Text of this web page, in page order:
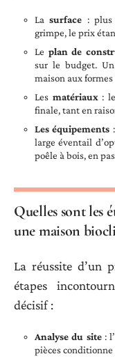
Lasurface : plus
grimpe, le prix
Le plan de
sur le budget.
maison aux
Les matériaux :
finale, tant en
Les équipements
large éventail
poêle à bois, en
Quelles sont les
une maison
La réussite d’un
étapes
décisif :
Analyse du site:
pièces